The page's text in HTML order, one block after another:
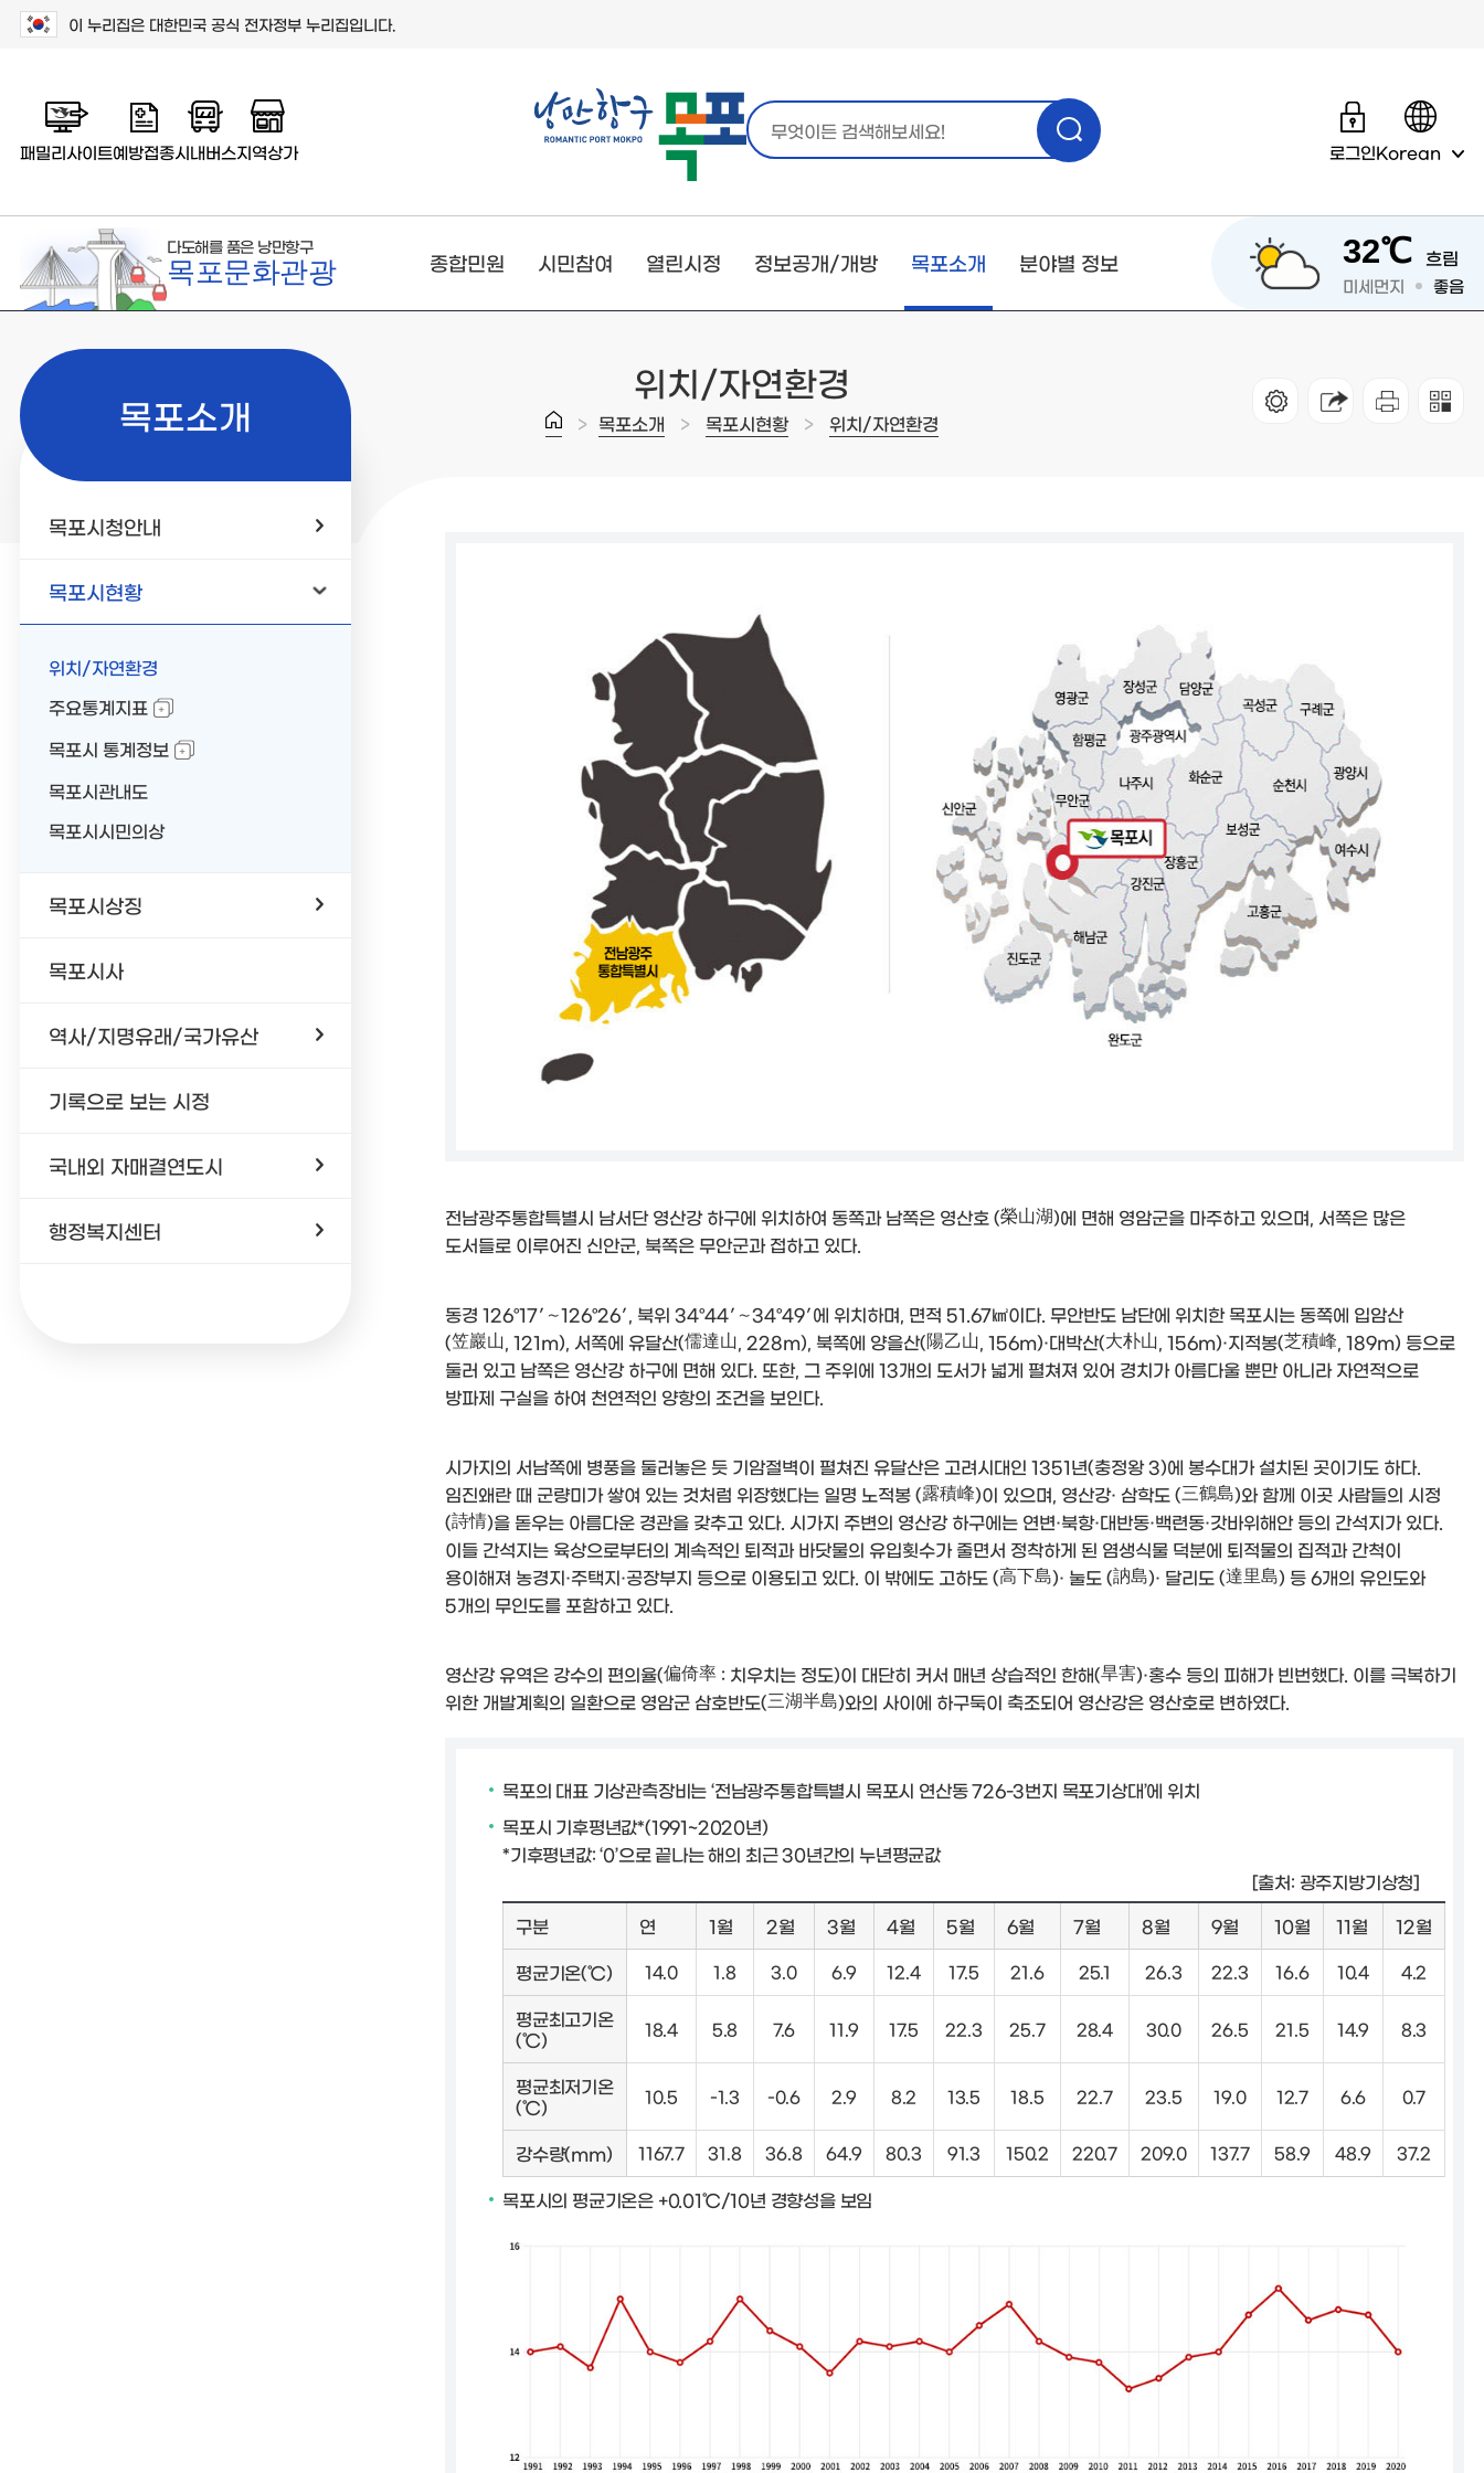
이 누리집은 대한민국 공식 전자정부 누리집입니다.
패밀리사이트예방접종시내버스지역상가 로그인Korean
다도해를 품은 낭만항구
목포문화관광 종합민원 시민참여 열린시정 정보공개/개방 목포소개 분야별 정보 32℃ 흐림
미세먼지 좋음
위치/자연환경
> 목포소개 > 목포시현황 > 위치/자연환경
목포소개
목포시청안내
목포시현황
위치/자연환경
주요통계지표
목포시 통계정보
목포시관내도
목포시시민의상
목포시상징
목포시사
역사/지명유래/국가유산
기록으로 보는 시정
국내외 자매결연도시
행정복지센터
전남광주통합특별시 남서단 영산강 하구에 위치하여 동쪽과 남쪽은 영산호 (榮山湖)에 면해 영암군을 마주하고 있으며, 서쪽은 많은
도서들로 이루어진 신안군, 북쪽은 무안군과 접하고 있다.
동경 126°17′∼126°26′, 북위 34°44′∼34°49′에 위치하며, 면적 51.67㎢이다. 무안반도 남단에 위치한 목포시는 동쪽에 입암산
(笠巖山, 121m), 서쪽에 유달산(儒達山, 228m), 북쪽에 양을산(陽乙山, 156m)·대박산(大朴山, 156m)·지적봉(芝積峰, 189m) 등으로
둘러 있고 남쪽은 영산강 하구에 면해 있다. 또한, 그 주위에 13개의 도서가 넓게 펼쳐져 있어 경치가 아름다울 뿐만 아니라 자연적으로
방파제 구실을 하여 천연적인 양항의 조건을 보인다.
시가지의 서남쪽에 병풍을 둘러놓은 듯 기암절벽이 펼쳐진 유달산은 고려시대인 1351년(충정왕 3)에 봉수대가 설치된 곳이기도 하다.
임진왜란 때 군량미가 쌓여 있는 것처럼 위장했다는 일명 노적봉 (露積峰)이 있으며, 영산강· 삼학도 (三鶴島)와 함께 이곳 사람들의 시정
(詩情)을 돋우는 아름다운 경관을 갖추고 있다. 시가지 주변의 영산강 하구에는 연변·북항·대반동·백련동·갓바위해안 등의 간석지가 있다.
이들 간석지는 육상으로부터의 계속적인 퇴적과 바닷물의 유입횟수가 줄면서 정착하게 된 염생식물 덕분에 퇴적물의 집적과 간척이
용이해져 농경지·주택지·공장부지 등으로 이용되고 있다. 이 밖에도 고하도 (高下島)· 눌도 (訥島)· 달리도 (達里島) 등 6개의 유인도와
5개의 무인도를 포함하고 있다.
영산강 유역은 강수의 편의율(偏倚率 : 치우치는 정도)이 대단히 커서 매년 상습적인 한해(旱害)·홍수 등의 피해가 빈번했다. 이를 극복하기
위한 개발계획의 일환으로 영암군 삼호반도(三湖半島)와의 사이에 하구둑이 축조되어 영산강은 영산호로 변하였다.
목포의 대표 기상관측장비는 ‘전남광주통합특별시 목포시 연산동 726-3번지 목포기상대’에 위치
목포시 기후평년값*(1991~2020년)
*기후평년값: ‘0’으로 끝나는 해의 최근 30년간의 누년평균값
[출처: 광주지방기상청]
구분 연 1월 2월 3월 4월 5월 6월 7월 8월 9월 10월 11월 12월
평균기온(℃) 14.0 1.8 3.0 6.9 12.4 17.5 21.6 25.1 26.3 22.3 16.6 10.4 4.2
평균최고기온
(℃)
18.4 5.8 7.6 11.9 17.5 22.3 25.7 28.4 30.0 26.5 21.5 14.9 8.3
평균최저기온
(℃)
10.5 -1.3 -0.6 2.9 8.2 13.5 18.5 22.7 23.5 19.0 12.7 6.6 0.7
강수량(mm) 1167.7 31.8 36.8 64.9 80.3 91.3 150.2 220.7 209.0 137.7 58.9 48.9 37.2
목포시의 평균기온은 +0.01℃/10년 경향성을 보임